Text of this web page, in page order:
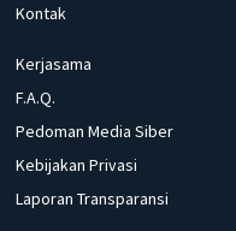
Kontak
Kerjasama
F.A.Q.
Pedoman Media Siber
Kebijakan Privasi
Laporan Transparansi